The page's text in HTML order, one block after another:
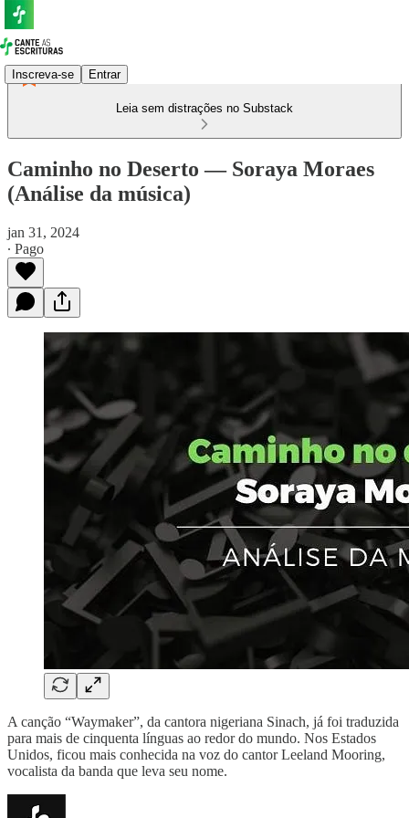
Inscreva-se Entrar
Leia sem distrações no Substack
Caminho no Deserto — Soraya Moraes
(Análise da música)
jan 31, 2024
∙ Pago
A canção “Waymaker”, da cantora nigeriana Sinach, já foi traduzida
para mais de cinquenta línguas ao redor do mundo. Nos Estados
Unidos, ficou mais conhecida na voz do cantor Leeland Mooring,
vocalista da banda que leva seu nome.